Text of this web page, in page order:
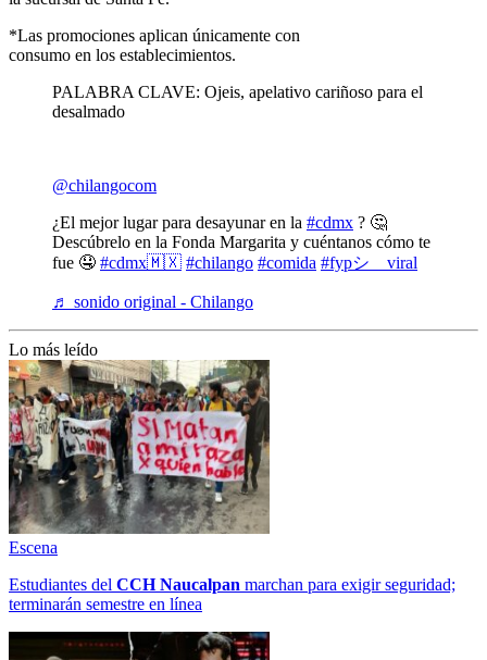
*Las promociones aplican únicamente con
consumo en los establecimientos.
PALABRA CLAVE: Ojeis, apelativo cariñoso para el
desalmado
@chilangocom
¿El mejor lugar para desayunar en la #cdmx ? 🤔
Descúbrelo en la Fonda Margarita y cuéntanos cómo te
fue 🤤 #cdmx🇲🇽 #chilango #comida #fypシ゚viral
♬ sonido original - Chilango
Lo más leído
Escena
Estudiantes del CCH Naucalpan marchan para exigir seguridad;
terminarán semestre en línea